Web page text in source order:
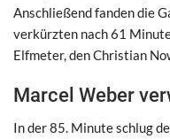
Anschließend fanden die
verkürzten nach 61
Elfmeter, den Christian
Marcel Weber
In der 85. Minute schlug